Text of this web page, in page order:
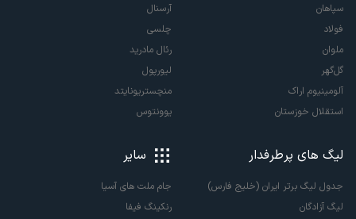
سپاهان
فولاد
ملوان
گل‌گهر
آلومینیوم اراک
استقلال خوزستان
آرسنال
چلسی
رئال مادرید
لیورپول
منچستریونایتد
یوونتوس
لیگ های پرطرفدار
جدول لیگ برتر ایران (خلیج فارس)
لیگ آزادگان
سایر
جام ملت های آسیا
رنکینگ فیفا